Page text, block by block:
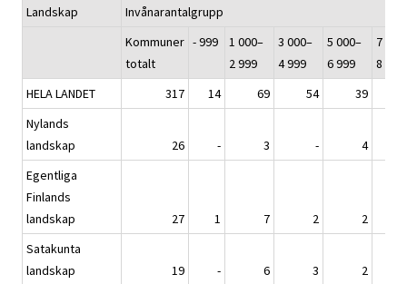
Landskap
Invånarantalgrupp
Kommuner
totalt
- 999
1 000–
2 999
3 000–
4 999
5 000–
6 999
7
8 999
HELA LANDET
317 14 69 54 39
Nylands
landskap
26 - 3 -
4
Egentliga
Finlands
landskap
27 1 7 2
2
Satakunta
landskap
19 - 6 3
2